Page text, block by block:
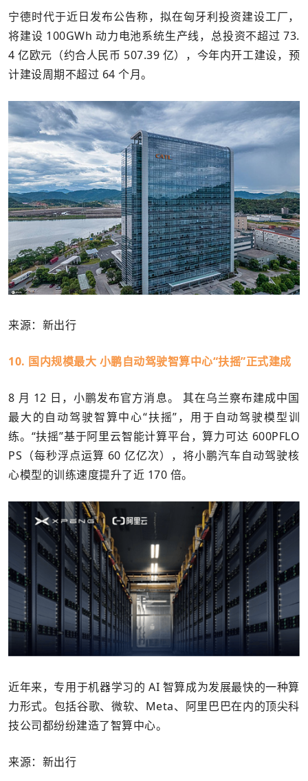
宁德时代于近日发布公告称，拟在匈牙利投资建设工厂，
将建设 100GWh 动力电池系统生产线，总投资不超过 73.
4 亿欧元（约合人民币 507.39 亿），今年内开工建设，预
计建设周期不超过 64 个月。
来源：新出行
10. 国内规模最大 小鹏自动驾驶智算中心“扶摇”正式建成
8 月 12 日，小鹏发布官方消息。 其在乌兰察布建成中国
最大的自动驾驶智算中心“扶摇”，用于自动驾驶模型训
练。“扶摇”基于阿里云智能计算平台，算力可达 600PFLO
PS（每秒浮点运算 60 亿亿次），将小鹏汽车自动驾驶核
心模型的训练速度提升了近 170 倍。
近年来，专用于机器学习的 AI 智算成为发展最快的一种算
力形式。包括谷歌、微软、Meta、阿里巴巴在内的顶尖科
技公司都纷纷建造了智算中心。
来源：新出行